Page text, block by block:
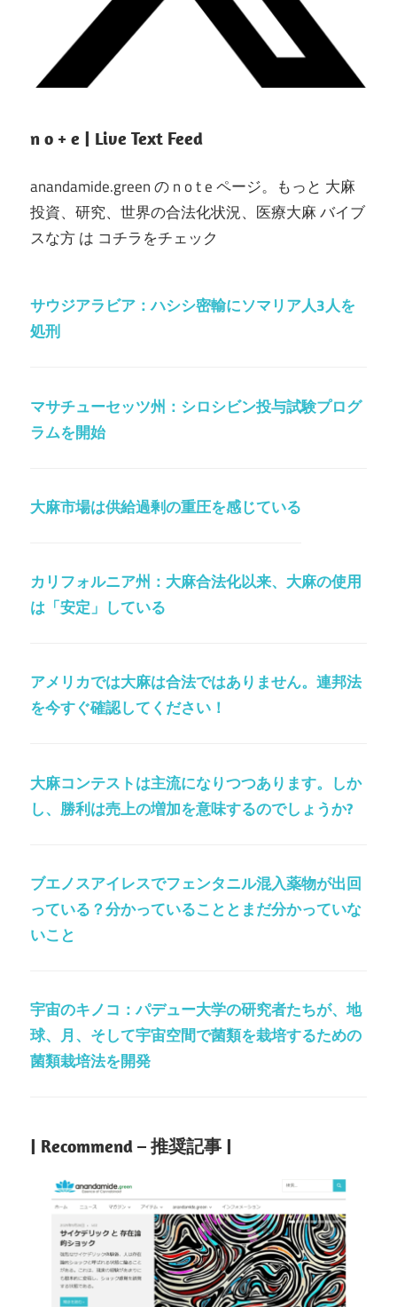
n o + e | Live Text Feed
anandamide.green の n o t e ページ。もっと 大麻
投資、研究、世界の合法化状況、医療大麻 バイブ
スな方 は コチラをチェック
サウジアラビア：ハシシ密輸にソマリア人3人を
処刑
マサチューセッツ州：シロシビン投与試験プログ
ラムを開始
大麻市場は供給過剰の重圧を感じている
カリフォルニア州：大麻合法化以来、大麻の使用
は「安定」している
アメリカでは大麻は合法ではありません。連邦法
を今すぐ確認してください！
大麻コンテストは主流になりつつあります。しか
し、勝利は売上の増加を意味するのでしょうか?
ブエノスアイレスでフェンタニル混入薬物が出回
っている？分かっていることとまだ分かっていな
いこと
宇宙のキノコ：パデュー大学の研究者たちが、地
球、月、そして宇宙空間で菌類を栽培するための
菌類栽培法を開発
| Recommend – 推奨記事 |